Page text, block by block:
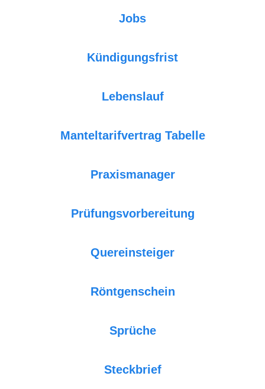
Jobs
Kündigungsfrist
Lebenslauf
Manteltarifvertrag Tabelle
Praxismanager
Prüfungsvorbereitung
Quereinsteiger
Röntgenschein
Sprüche
Steckbrief